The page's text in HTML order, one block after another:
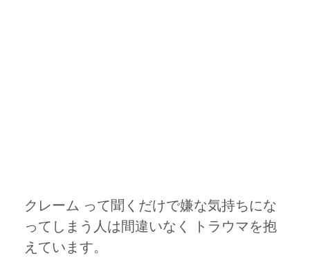
クレーム って聞くだけで嫌な気持ちにな
ってしまう人は間違いなく トラウマを抱
えています。